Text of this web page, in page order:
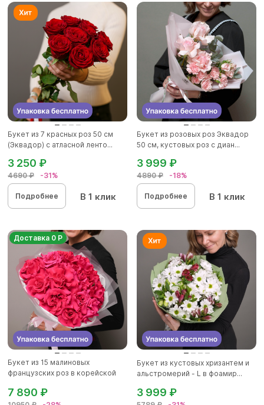
Букет из 7 красных роз 50 см
(Эквадор) с атласной ленто...
4690 ₽ -31%
3 250 ₽
Подробнее В 1 клик
Букет из розовых роз Эквадор
50 см, кустовых роз с диан...
4890 ₽ -18%
3 999 ₽
Подробнее В 1 клик
Доставка 0 Р
Букет из 15 малиновых
французских роз в корейской
7 890 ₽
Букет из кустовых хризантем и
альстромерий - L в фоамир...
3 999 ₽